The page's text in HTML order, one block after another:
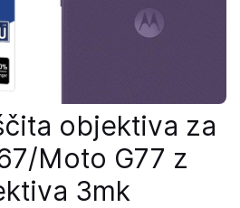
objektiva za
Moto G77 z
3mk